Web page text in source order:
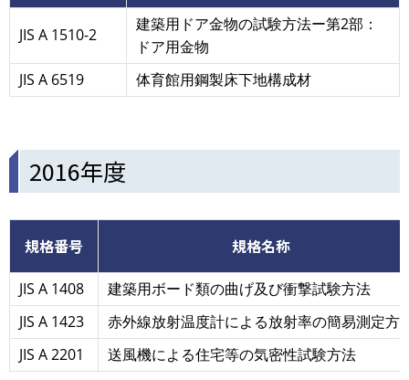
JIS A 1510-2
建築用ドア金物の試験方法ー第2部：
ドア用金物
JIS A 6519
体育館用鋼製床下地構成材
2016年度
規格番号 規格名称
JIS A 1408
建築用ボード類の曲げ及び衝撃試験方法
JIS A 1423
赤外線放射温度計による放射率の簡易測定方
JIS A 2201
送風機による住宅等の気密性試験方法